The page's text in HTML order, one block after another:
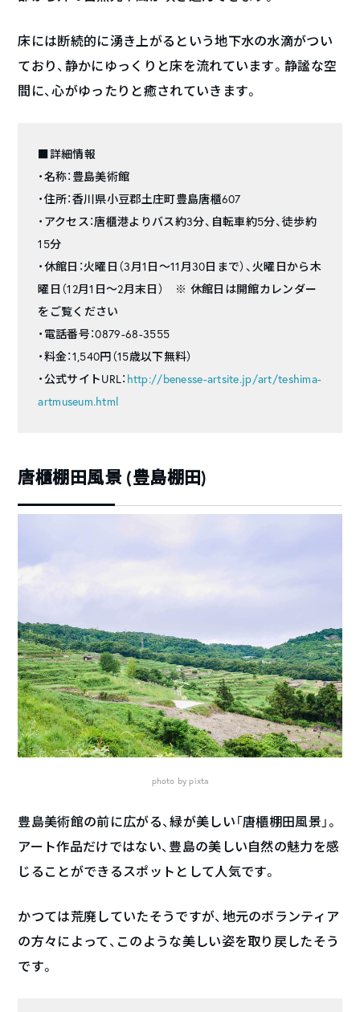
床には断続的に湧き上がるという地下水の水滴がつい
ており、静かにゆっくりと床を流れています。静謐な空
間に、心がゆったりと癒されていきます。
■詳細情報
・名称：豊島美術館
・住所：香川県小豆郡土庄町豊島唐櫃607
・アクセス：唐櫃港よりバス約3分、自転車約5分、徒歩約
15分
・休館日：火曜日（3月1日～11月30日まで）、火曜日から木
曜日（12月1日～2月末日） ※ 休館日は開館カレンダー
をご覧ください
・電話番号：0879-68-3555
・料金：1,540円（15歳以下無料）
・公式サイトURL： http://benesse-artsite.jp/art/teshima-
artmuseum.html
唐櫃棚田風景 (豊島棚田)
photo by pixta
豊島美術館の前に広がる、緑が美しい「唐櫃棚田風景」。
アート作品だけではない、豊島の美しい自然の魅力を感
じることができるスポットとして人気です。
かつては荒廃していたそうですが、地元のボランティア
の方々によって、このような美しい姿を取り戻したそう
です。